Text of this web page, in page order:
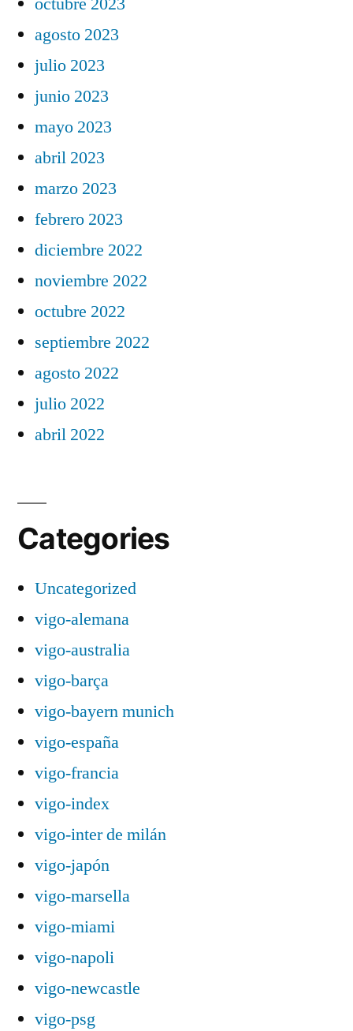
agosto 2023
julio 2023
junio 2023
mayo 2023
abril 2023
marzo 2023
febrero 2023
diciembre 2022
noviembre 2022
octubre 2022
septiembre 2022
agosto 2022
julio 2022
abril 2022
Categories
Uncategorized
vigo-alemana
vigo-australia
vigo-barça
vigo-bayern munich
vigo-españa
vigo-francia
vigo-index
vigo-inter de milán
vigo-japón
vigo-marsella
vigo-miami
vigo-napoli
vigo-newcastle
vigo-psg